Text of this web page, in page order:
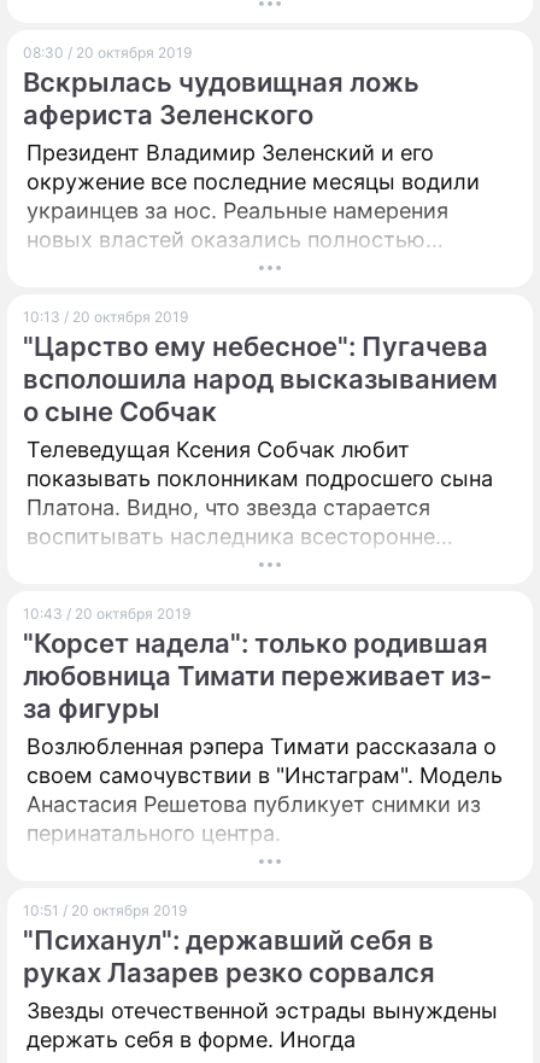
08:30 / 20 октября 2019
Вскрылась чудовищная ложь
афериста Зеленского
Президент Владимир Зеленский и его
окружение все последние месяцы водили
украинцев за нос. Реальные намерения
новых властей оказались полностью
противоположны их обещаниям.
10:13 / 20 октября 2019
"Царство ему небесное": Пугачева
всполошила народ высказыванием
о сыне Собчак
Телеведущая Ксения Собчак любит
показывать поклонникам подросшего сына
Платона. Видно, что звезда старается
воспитывать наследника всесторонне
развитым человеком.
10:43 / 20 октября 2019
"Корсет надела": только родившая
любовница Тимати переживает из-
за фигуры
Возлюбленная рэпера Тимати рассказала о
своем самочувствии в "Инстаграм". Модель
Анастасия Решетова публикует снимки из
перинатального центра.
10:51 / 20 октября 2019
"Психанул": державший себя в
руках Лазарев резко сорвался
Звезды отечественной эстрады вынуждены
держать себя в форме. Иногда